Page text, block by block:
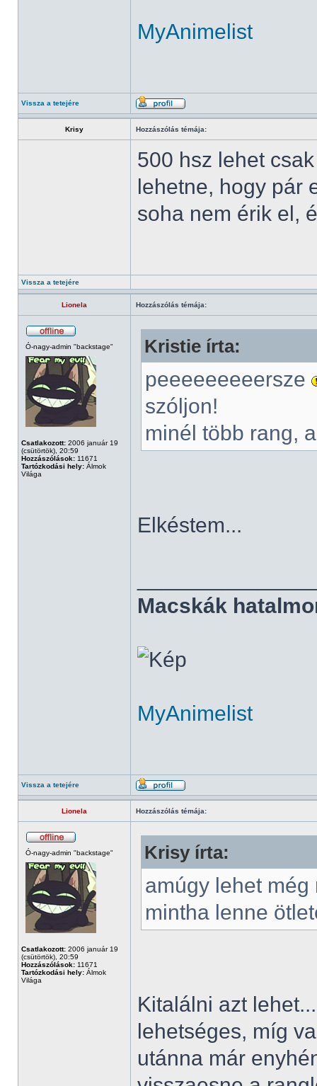
MyAnimelist
Vissza a tetejére
Krisy Hozzászólás témája:
500 hsz lehet
lehetne, hogy pár
soha nem érik el,
Vissza a tetejére
Lionela Hozzászólás témája:
Ó-nagy-admin "backstage"
Csatlakozott: 2006 január 19
(csütörtök), 20:59
Hozzászólások: 11671
Tartózkodási hely: Álmok
Világa
Kristie írta:
peeeeeeeeersze
szóljon!
minél több rang,
Elkéstem...
Macskák
MyAnimelist
Vissza a tetejére
Lionela Hozzászólás témája:
Ó-nagy-admin "backstage"
Csatlakozott: 2006 január 19
(csütörtök), 20:59
Hozzászólások: 11671
Tartózkodási hely: Álmok
Világa
Krisy írta:
amúgy lehet
mintha lenne
Kitalálni azt
lehetséges, míg
utánna már